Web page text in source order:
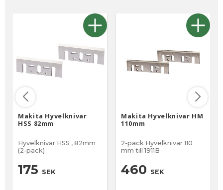
Makita Hyvelknivar
HSS 82mm
Hyvelknivar HSS , 82mm
(2-pack)
175 SEK
Makita Hyvelknivar HM
110mm
2-pack Hyvelknivar 110
mm till 1911B
460 SEK